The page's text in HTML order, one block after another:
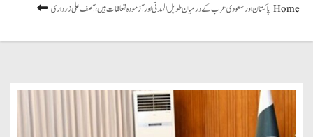
Homeپاکستان اور سعودی عرب کے درمیان طویل المدتی اور آزمودہ تعلقات ہیں، آصف علی زرداری